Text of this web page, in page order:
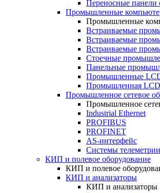
Переносные панели
Промышленные
Промышленные
Встраиваемые
Встраиваемые
Встраиваемые
Стоечные
Панельные
Промышленные
Промышленная LCD
Промышленное сетевое
Промышленное
Industrial Ethernet
PROFIBUS
PROFINET
AS-интерфейс
Системы
КИП и полевое оборудование
КИП и полевое
КИП и анализаторы
КИП и анализаторы